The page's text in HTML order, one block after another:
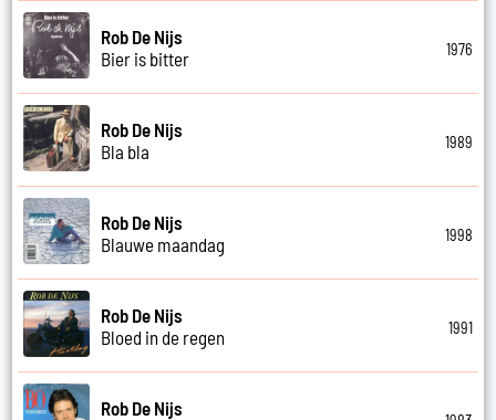
Rob De Nijs
Bier is bitter
1976
Rob De Nijs
Bla bla
1989
Rob De Nijs
Blauwe maandag
1998
Rob De Nijs
Bloed in de regen
1991
Rob De Nijs